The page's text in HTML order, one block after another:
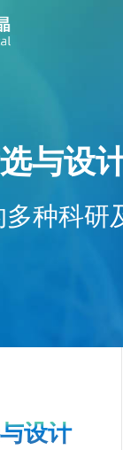
与设
种科研
设计